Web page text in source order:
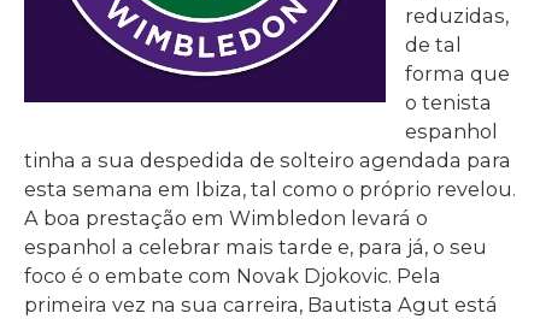
reduzidas,
de tal
forma que
o tenista
espanhol
tinha a sua despedida de solteiro agendada para
esta semana em Ibiza, tal como o próprio revelou.
A boa prestação em Wimbledon levará o
espanhol a celebrar mais tarde e, para já, o seu
foco é o embate com Novak Djokovic. Pela
primeira vez na sua carreira, Bautista Agut está